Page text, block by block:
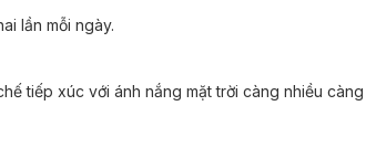
lần mỗi ngày.
tiếp xúc với ánh nắng mặt trời càng nhiều càng